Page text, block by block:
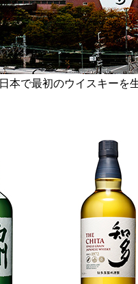
日本で最初のウイスキーを